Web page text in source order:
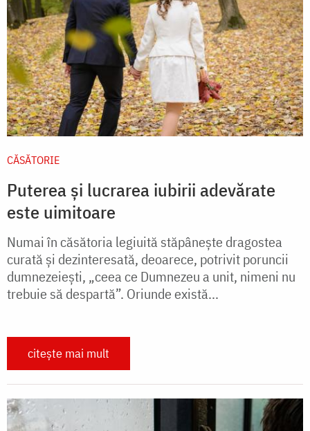
CĂSĂTORIE
Puterea și lucrarea iubirii adevărate
este uimitoare
Numai în căsătoria legiuită stăpânește dragostea
curată și dezinteresată, deoarece, potrivit poruncii
dumnezeiești, „ceea ce Dumnezeu a unit, nimeni nu
trebuie să despartă”. Oriunde există...
citește mai mult